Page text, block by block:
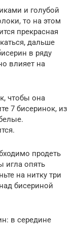
и голубой
то на этом
прекрасная
дальше
в ряду
влияет на
чтобы она
7 бисеринок, из
продеть
игла опять
на нитку три
бисериной
в середине